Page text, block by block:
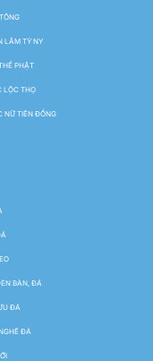
LÂM TỲ NY
PHẬT
LỘC THỌ
NỮ TIÊN ĐỒNG
BÀN, ĐÁ
ĐÁ
ĐÁ